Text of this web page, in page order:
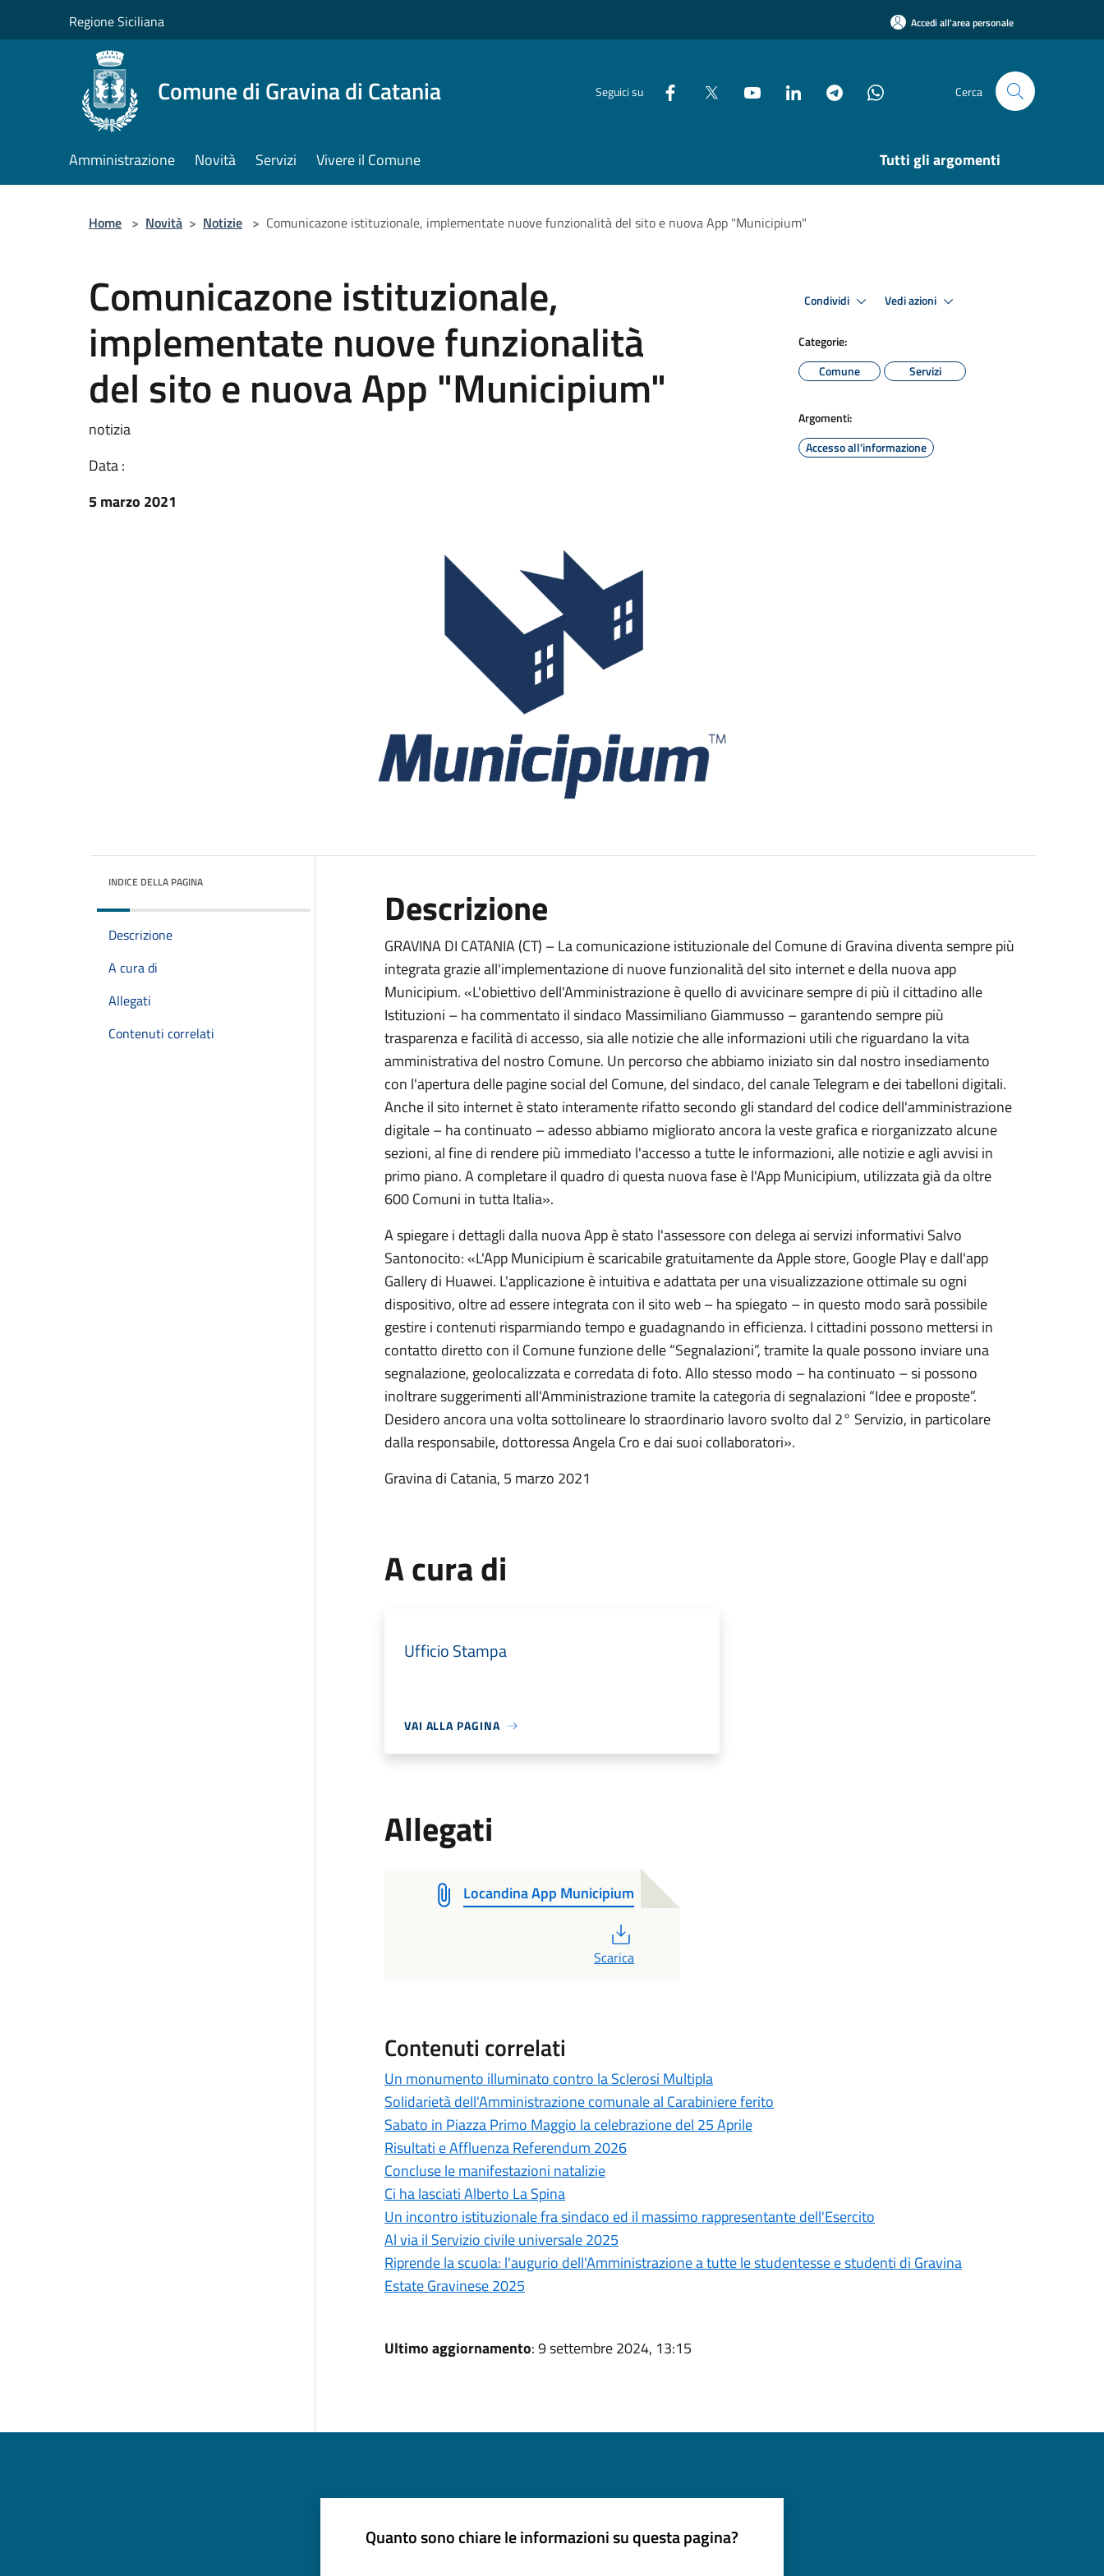
Regione Siciliana Accedi all'area personale
Comune di Gravina di Catania Seguici su Cerca
Amministrazione Novità Servizi Vivere il Comune Tutti gli argomenti
Home > Novità > Notizie > Comunicazone istituzionale, implementate nuove funzionalità del sito e nuova App "Municipium"
Comunicazone istituzionale,
implementate nuove funzionalità
del sito e nuova App "Municipium"
notizia
Data :
5 marzo 2021
Condividi Vedi azioni
Categorie:
Comune
Servizi
Argomenti:
Accesso all'informazione
INDICE DELLA PAGINA
Descrizione
A cura di
Allegati
Contenuti correlati
Descrizione
GRAVINA DI CATANIA (CT) – La comunicazione istituzionale del Comune di Gravina diventa sempre più
integrata grazie all'implementazione di nuove funzionalità del sito internet e della nuova app
Municipium. «L'obiettivo dell'Amministrazione è quello di avvicinare sempre di più il cittadino alle
Istituzioni – ha commentato il sindaco Massimiliano Giammusso – garantendo sempre più
trasparenza e facilità di accesso, sia alle notizie che alle informazioni utili che riguardano la vita
amministrativa del nostro Comune. Un percorso che abbiamo iniziato sin dal nostro insediamento
con l'apertura delle pagine social del Comune, del sindaco, del canale Telegram e dei tabelloni digitali.
Anche il sito internet è stato interamente rifatto secondo gli standard del codice dell'amministrazione
digitale – ha continuato – adesso abbiamo migliorato ancora la veste grafica e riorganizzato alcune
sezioni, al fine di rendere più immediato l'accesso a tutte le informazioni, alle notizie e agli avvisi in
primo piano. A completare il quadro di questa nuova fase è l'App Municipium, utilizzata già da oltre
600 Comuni in tutta Italia».
A spiegare i dettagli dalla nuova App è stato l'assessore con delega ai servizi informativi Salvo
Santonocito: «L'App Municipium è scaricabile gratuitamente da Apple store, Google Play e dall'app
Gallery di Huawei. L'applicazione è intuitiva e adattata per una visualizzazione ottimale su ogni
dispositivo, oltre ad essere integrata con il sito web – ha spiegato – in questo modo sarà possibile
gestire i contenuti risparmiando tempo e guadagnando in efficienza. I cittadini possono mettersi in
contatto diretto con il Comune funzione delle “Segnalazioni”, tramite la quale possono inviare una
segnalazione, geolocalizzata e corredata di foto. Allo stesso modo – ha continuato – si possono
inoltrare suggerimenti all'Amministrazione tramite la categoria di segnalazioni “Idee e proposte”.
Desidero ancora una volta sottolineare lo straordinario lavoro svolto dal 2° Servizio, in particolare
dalla responsabile, dottoressa Angela Cro e dai suoi collaboratori».
Gravina di Catania, 5 marzo 2021
A cura di
Ufficio Stampa
VAI ALLA PAGINA
Allegati
Locandina App Municipium
Scarica
Contenuti correlati
Un monumento illuminato contro la Sclerosi Multipla
Solidarietà dell'Amministrazione comunale al Carabiniere ferito
Sabato in Piazza Primo Maggio la celebrazione del 25 Aprile
Risultati e Affluenza Referendum 2026
Concluse le manifestazioni natalizie
Ci ha lasciati Alberto La Spina
Un incontro istituzionale fra sindaco ed il massimo rappresentante dell'Esercito
Al via il Servizio civile universale 2025
Riprende la scuola: l'augurio dell'Amministrazione a tutte le studentesse e studenti di Gravina
Estate Gravinese 2025
Ultimo aggiornamento: 9 settembre 2024, 13:15
Quanto sono chiare le informazioni su questa pagina?